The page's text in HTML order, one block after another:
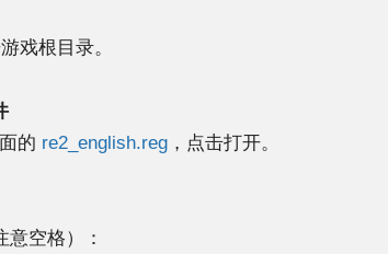
戏根目录。
的 re2_english.reg ，点击打开。
空格）：